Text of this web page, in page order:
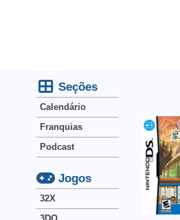
Seções
Calendário
Franquias
Podcast
Jogos
32X